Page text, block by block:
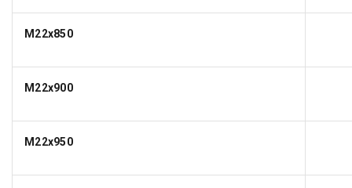
M22x850
M22x900
M22x950